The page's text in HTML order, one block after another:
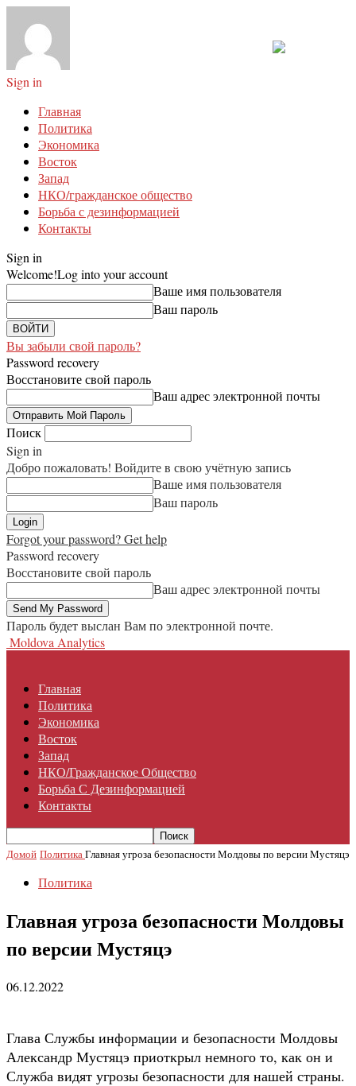
Sign in
Главная
Политика
Экономика
Восток
Запад
НКО/гражданское общество
Борьба с дезинформацией
Контакты
Sign in
Welcome!Log into your account
Ваше имя пользователя
Ваш пароль
Вы забыли свой пароль?
Password recovery
Восстановите свой пароль
Ваш адрес электронной почты
Поиск
Sign in
Добро пожаловать! Войдите в свою учётную запись
Ваше имя пользователя
Ваш пароль
Forgot your password? Get help
Password recovery
Восстановите свой пароль
Ваш адрес электронной почты
Пароль будет выслан Вам по электронной почте.
Moldova Analytics
Главная
Политика
Экономика
Восток
Запад
НКО/гражданское Общество
Борьба С Дезинформацией
Контакты
Домой ПолитикаГлавная угроза безопасности Молдовы по версии Мустяцэ
Политика
Главная угроза безопасности Молдовы
по версии Мустяцэ
06.12.2022
Глава Службы информации и безопасности Молдовы
Александр Мустяцэ приоткрыл немного то, как он и
Служба видят угрозы безопасности для нашей страны.